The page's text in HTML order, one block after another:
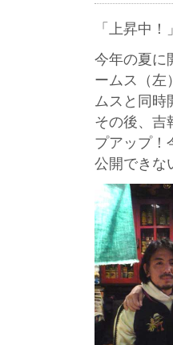
「上昇中！
今年の夏に
ームス（左
ムスと同時
その後、吉
プアップ！
公開できな